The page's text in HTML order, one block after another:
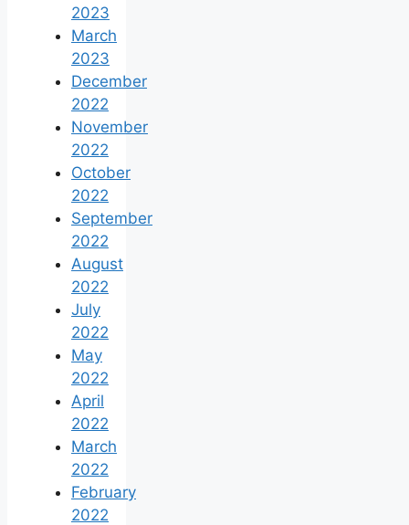
2023
March
2023
December
2022
November
2022
October
2022
September
2022
August
2022
July
2022
May
2022
April
2022
March
2022
February
2022